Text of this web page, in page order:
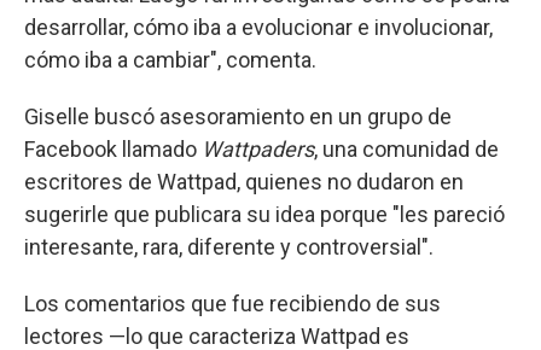
desarrollar, cómo iba a evolucionar e involucionar,
cómo iba a cambiar", comenta.
Giselle buscó asesoramiento en un grupo de
Facebook llamado Wattpaders, una comunidad de
escritores de Wattpad, quienes no dudaron en
sugerirle que publicara su idea porque "les pareció
interesante, rara, diferente y controversial".
Los comentarios que fue recibiendo de sus
lectores —lo que caracteriza Wattpad es